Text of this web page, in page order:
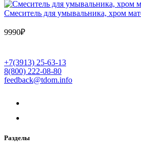
Cмеситель для умывальника, хром
9990₽
+7(3913) 25-63-13
8(800) 222-08-80
feedback@tdom.info
Разделы